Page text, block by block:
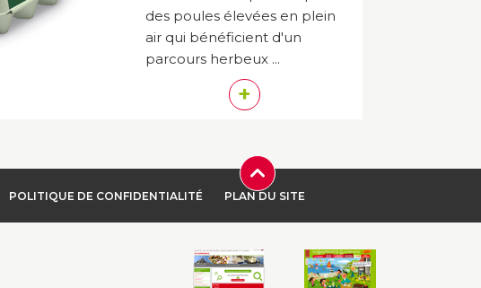
des poules élevées en plein
air qui bénéficient d'un
parcours herbeux ...
+
POLITIQUE DE CONFIDENTIALITÉ PLAN DU SITE